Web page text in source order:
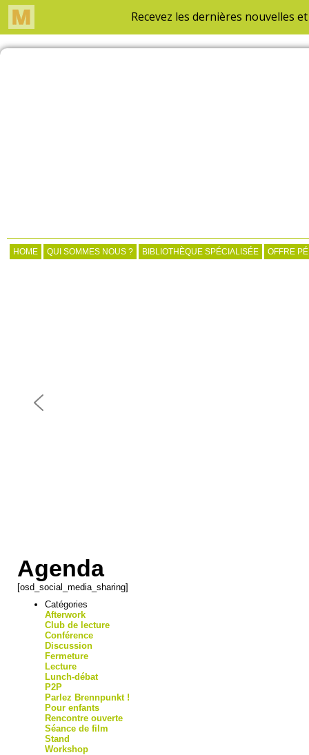
HOME QUI SOMMES NOUS ? BIBLIOTHÈQUE SPÉCIALISÉE OFFRE
Agenda
[osd_social_media_sharing]
Catégories
Afterwork
Club de lecture
Conférence
Discussion
Fermeture
Lecture
Lunch-débat
P2P
Parlez Brennpunkt !
Pour enfants
Rencontre ouverte
Séance de film
Stand
Workshop